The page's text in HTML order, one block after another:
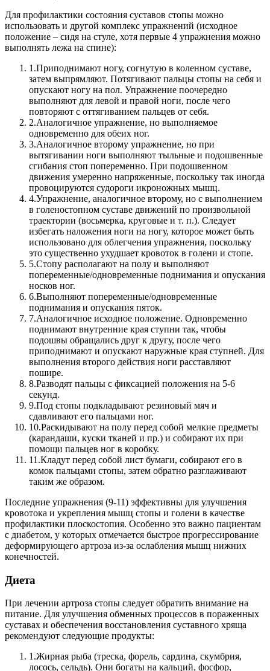
Для профилактики состояния суставов стопы можно
использовать и другой комплекс упражнений (исходное
положение – сидя на стуле, хотя первые 4 упражнения можно
выполнять лежа на спине):
1.Приподнимают ногу, согнутую в коленном суставе,
затем выпрямляют. Потягивают пальцы стопы на себя и
опускают ногу на пол. Упражнение поочередно
выполняют для левой и правой ноги, после чего
повторяют с оттягиванием пальцев от себя.
2.Аналогичное упражнение, но выполняемое
одновременно для обеих ног.
3.Аналогичное второму упражнение, но при
вытягивании ноги выполняют тыльные и подошвенные
сгибания стоп попеременно. При подошвенном
движения умеренно напряженные, поскольку так иногда
провоцируются судороги икроножных мышц.
4.Упражнение, аналогичное второму, но с выполнением
в голеностопном суставе движений по произвольной
траектории (восьмерка, круговые и т. п.). Следует
избегать наложения ноги на ногу, которое может быть
использовано для облегчения упражнения, поскольку
это существенно ухудшает кровоток в голени и стопе.
5.Стопу располагают на полу и выполняют
попеременные/одновременные поднимания и опускания
носков ног.
6.Выполняют попеременные/одновременные
поднимания и опускания пяток.
7.Аналогичное исходное положение. Одновременно
поднимают внутренние края ступни так, чтобы
подошвы обращались друг к другу, после чего
приподнимают и опускают наружные края ступней. Для
выполнения второго действия ноги расставляют
пошире.
8.Разводят пальцы с фиксацией положения на 5-6
секунд.
9.Под стопы подкладывают резиновый мяч и
сдавливают его пальцами ног.
10.Раскидывают на полу перед собой мелкие предметы
(карандаши, куски тканей и пр.) и собирают их при
помощи пальцев ног в коробку.
11.Кладут перед собой лист бумаги, собирают его в
комок пальцами стопы, затем обратно разглаживают
таким же образом.
Последние упражнения (9-11) эффективны для улучшения
кровотока и укрепления мышц стопы и голени в качестве
профилактики плоскостопия. Особенно это важно пациентам
с диабетом, у которых отмечается быстрое прогрессирование
деформирующего артроза из-за ослабления мышц нижних
конечностей.
Диета
При лечении артроза стопы следует обратить внимание на
питание. Для улучшения обменных процессов в пораженных
суставах и обеспечения восстановления суставного хряща
рекомендуют следующие продукты:
1.Жирная рыба (треска, форель, сардина, скумбрия,
лосось, сельдь). Они богаты на кальций, фосфор,